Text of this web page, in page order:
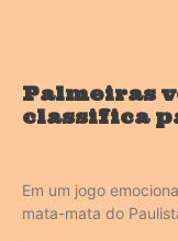
Palmeiras
classifica
Em um jogo
mata-mata do